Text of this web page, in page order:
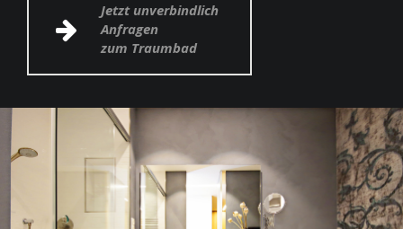
Jetzt unverbindlich
Anfragen
zum Traumbad